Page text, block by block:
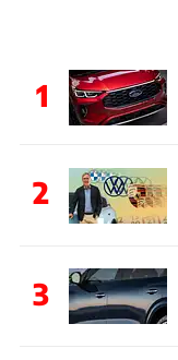
1
2
3